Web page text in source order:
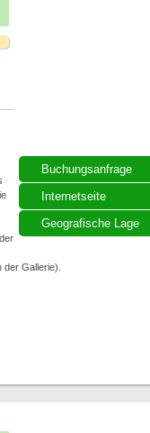
Buchungsanfrage
Internetseite
Geografische Lage
Gallerie).